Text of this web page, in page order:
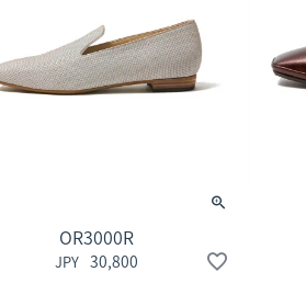
OR3000R
30,800